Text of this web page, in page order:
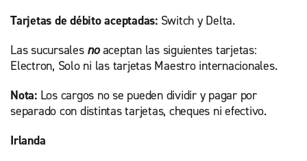
Tarjetas de débito aceptadas:Switch y Delta.
Las sucursales noaceptan las siguientes tarjetas:
Electron, Solo ni las tarjetas Maestro internacionales.
Nota:Los cargos no se pueden dividir y pagar por
separado con distintas tarjetas, cheques ni efectivo.
Irlanda